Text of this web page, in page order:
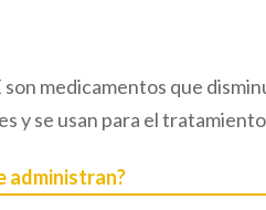
son medicamentos que
y se usan para el
administran?